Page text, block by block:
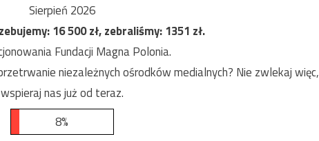
Sierpień 2026
16 500zł, zebraliśmy:1351 zł.
Fundacji Magna Polonia.
niezależnych ośrodków medialnych? Nie zwlekaj więc,
wspieraj nas już od teraz.
8%